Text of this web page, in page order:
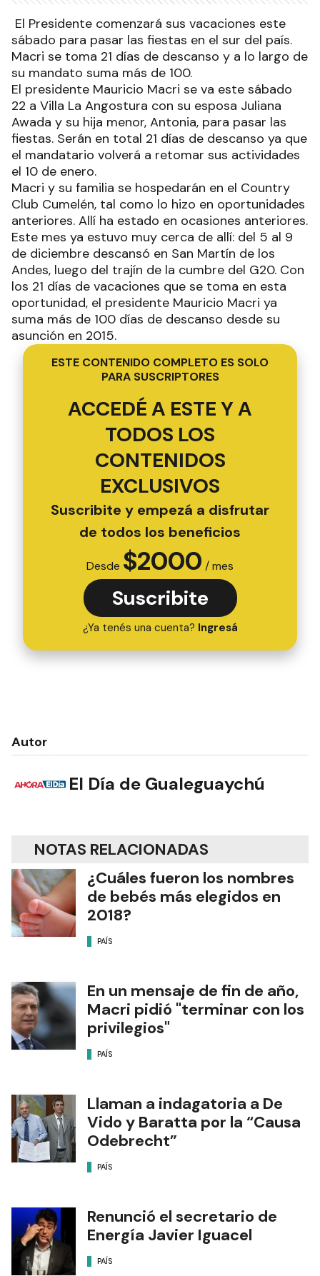
El Presidente comenzará sus vacaciones este
sábado para pasar las fiestas en el sur del país.
Macri se toma 21 días de descanso y a lo largo de
su mandato suma más de 100.
El presidente Mauricio Macri se va este sábado
22 a Villa La Angostura con su esposa Juliana
Awada y su hija menor, Antonia, para pasar las
fiestas. Serán en total 21 días de descanso ya que
el mandatario volverá a retomar sus actividades
el 10 de enero.
Macri y su familia se hospedarán en el Country
Club Cumelén, tal como lo hizo en oportunidades
anteriores. Allí ha estado en ocasiones anteriores.
Este mes ya estuvo muy cerca de allí: del 5 al 9
de diciembre descansó en San Martín de los
Andes, luego del trajín de la cumbre del G20. Con
los 21 días de vacaciones que se toma en esta
oportunidad, el presidente Mauricio Macri ya
suma más de 100 días de descanso desde su
asunción en 2015.
ESTE CONTENIDO COMPLETO ES SOLO
PARA SUSCRIPTORES
ACCEDÉ A ESTE Y A
TODOS LOS
CONTENIDOS
EXCLUSIVOS
Suscribite y empezá a disfrutar
de todos los beneficios
Desde $2000 / mes
Suscribite
¿Ya tenés una cuenta? Ingresá
Autor
El Día de Gualeguaychú
NOTAS RELACIONADAS
¿Cuáles fueron los nombres
de bebés más elegidos en
2018?
PAÍS
En un mensaje de fin de año,
Macri pidió "terminar con los
privilegios"
PAÍS
Llaman a indagatoria a De
Vido y Baratta por la “Causa
Odebrecht”
PAÍS
Renunció el secretario de
Energía Javier Iguacel
PAÍS